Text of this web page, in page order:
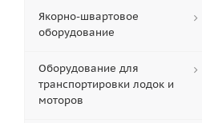
Якорно-швартовое
оборудование
Оборудование для
транспортировки лодок и
моторов